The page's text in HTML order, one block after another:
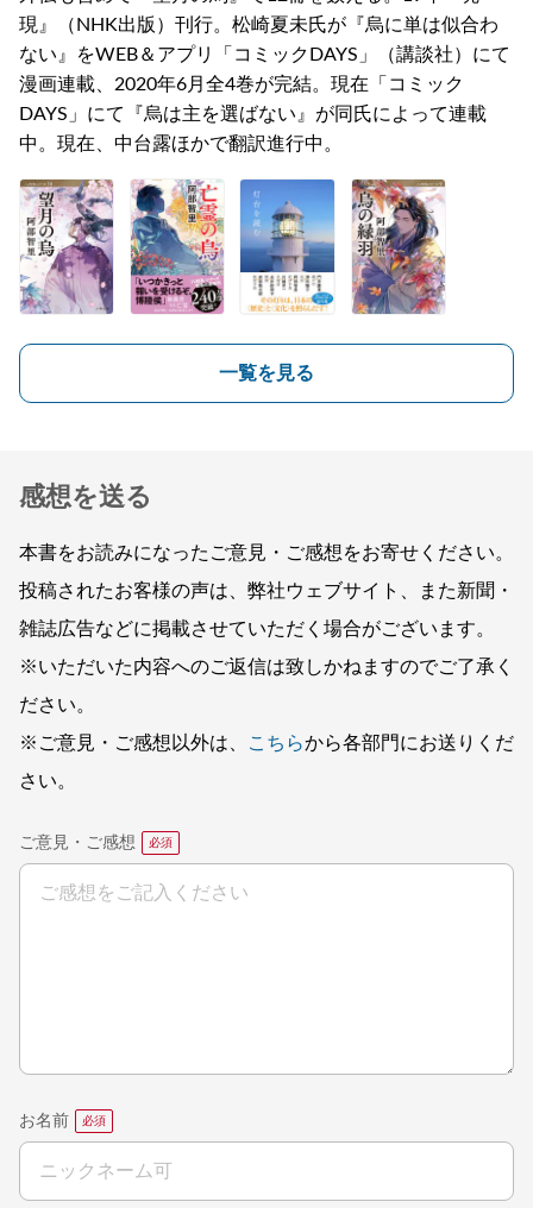
現』（NHK出版）刊行。松崎夏未氏が『烏に単は似合わ
ない』をWEB＆アプリ「コミックDAYS」（講談社）にて
漫画連載、2020年6月全4巻が完結。現在「コミック
DAYS」にて『烏は主を選ばない』が同氏によって連載
中。現在、中台露ほかで翻訳進行中。
一覧を見る
感想を送る
本書をお読みになったご意見・ご感想をお寄せください。
投稿されたお客様の声は、弊社ウェブサイト、また新聞・
雑誌広告などに掲載させていただく場合がございます。
※いただいた内容へのご返信は致しかねますのでご了承く
ださい。
※ご意見・ご感想以外は、
こちらから各部門にお送りくだ
さい。
ご意見・ご感想
お名前